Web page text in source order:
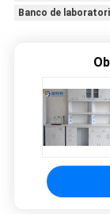
Banco de